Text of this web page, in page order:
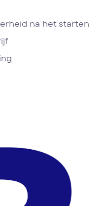
na het starten